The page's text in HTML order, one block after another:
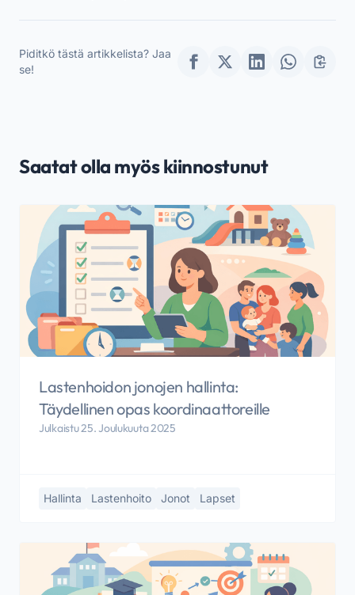
Piditkö tästä artikkelista? Jaa
se!
Saatat olla myös kiinnostunut
Lastenhoidon jonojen hallinta:
Täydellinen opas koordinaattoreille
Julkaistu 25. Joulukuuta 2025
Hallinta Lastenhoito Jonot Lapset